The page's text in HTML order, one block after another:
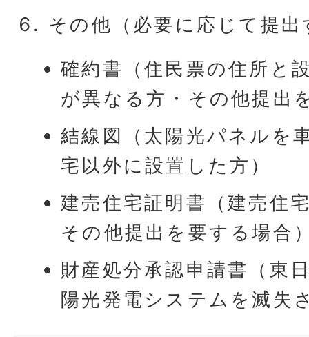
その他（必要に応じて提
確約書（住民票の住所と
が異なる方・その他提出
結線図（太陽光パネルを
宅以外に設置した方）
建売住宅証明書（建売住
その他提出を要する場合
財産処分承認申請書（東
陽光発電システムを滅失